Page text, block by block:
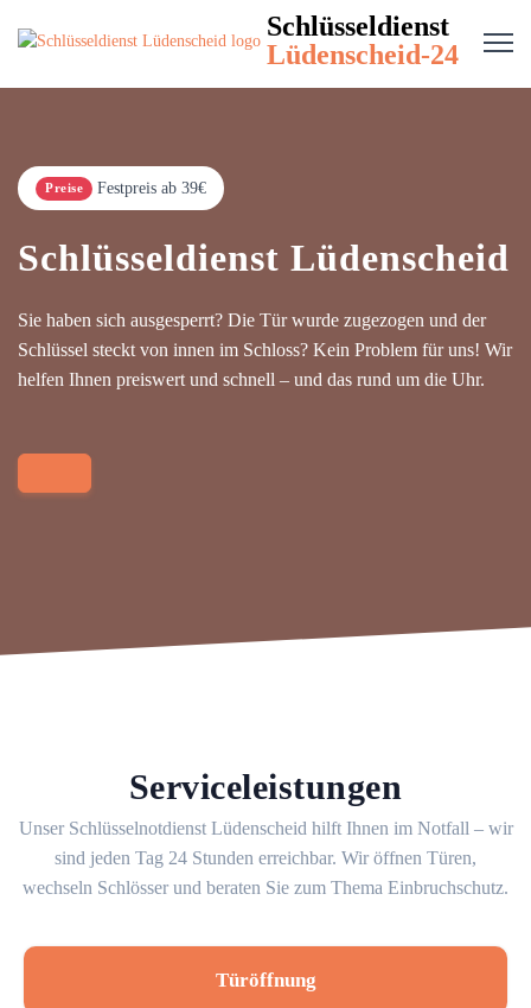
Schlüsseldienst
Lüdenscheid-24
Preise Festpreis ab 39€
Schlüsseldienst Lüdenscheid
Sie haben sich ausgesperrt? Die Tür wurde zugezogen und der
Schlüssel steckt von innen im Schloss? Kein Problem für uns! Wir
helfen Ihnen preiswert und schnell – und das rund um die Uhr.
Serviceleistungen
Unser Schlüsselnotdienst Lüdenscheid hilft Ihnen im Notfall – wir
sind jeden Tag 24 Stunden erreichbar. Wir öffnen Türen,
wechseln Schlösser und beraten Sie zum Thema Einbruchschutz.
Türöffnung